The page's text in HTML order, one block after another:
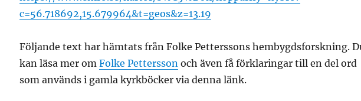
c=56.718692,15.679964&t=geos&z=13.19
Följande text har hämtats från Folke Petterssons hembygdsforskning.
kan läsa mer om Folke Pettersson och även få förklaringar till en del ord
som används i gamla kyrkböcker via denna länk.